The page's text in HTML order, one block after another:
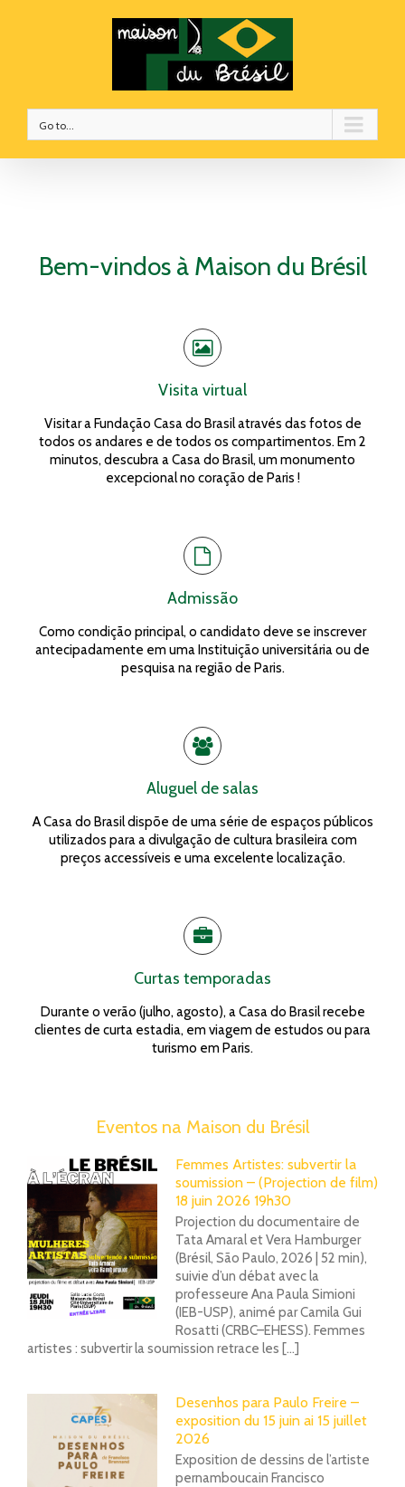
Go to...
Bem-vindos à Maison du Brésil
Visita virtual
Visitar a Fundação Casa do Brasil através das fotos de
todos os andares e de todos os compartimentos. Em 2
minutos, descubra a Casa do Brasil, um monumento
excepcional no coração de Paris !
Admissão
Como condição principal, o candidato deve se inscrever
antecipadamente em uma Instituição universitária ou de
pesquisa na região de Paris.
Aluguel de salas
A Casa do Brasil dispõe de uma série de espaços públicos
utilizados para a divulgação de cultura brasileira com
preços accessíveis e uma excelente localização.
Curtas temporadas
Durante o verão (julho, agosto), a Casa do Brasil recebe
clientes de curta estadia, em viagem de estudos ou para
turismo em Paris.
Eventos na Maison du Brésil
Femmes Artistes: subvertir la
soumission – (Projection de film)
18 juin 2026 19h30
Projection du documentaire de
Tata Amaral et Vera Hamburger
(Brésil, São Paulo, 2026 | 52 min),
suivie d’un débat avec la
professeure Ana Paula Simioni
(IEB-USP), animé par Camila Gui
Rosatti (CRBC–EHESS). Femmes
artistes : subvertir la soumission retrace les [...]
Desenhos para Paulo Freire –
exposition du 15 juin ai 15 juillet
2026
Exposition de dessins de l’artiste
pernamboucain Francisco